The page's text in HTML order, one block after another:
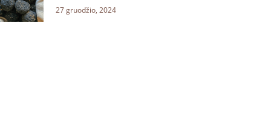
27 gruodžio, 2024